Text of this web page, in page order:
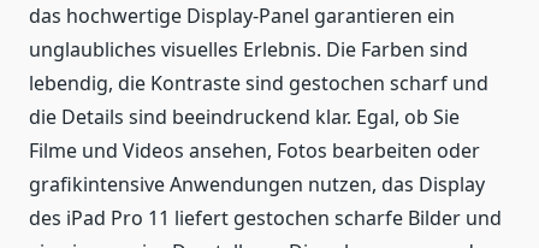
das hochwertige Display-Panel garantieren ein
unglaubliches visuelles Erlebnis. Die Farben sind
lebendig, die Kontraste sind gestochen scharf und
die Details sind beeindruckend klar. Egal, ob Sie
Filme und Videos ansehen, Fotos bearbeiten oder
grafikintensive Anwendungen nutzen, das Display
des iPad Pro 11 liefert gestochen scharfe Bilder und